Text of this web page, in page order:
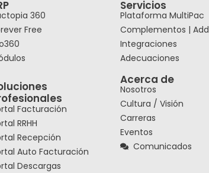
360
Free
Facturación
RRHH
Recepción
Auto Facturación
Descargas
Servicios
Plataforma MultiPac
Complementos |
Integraciones
Adecuaciones
Acerca de
Nosotros
Cultura / Visión
Carreras
Eventos
Comunicados